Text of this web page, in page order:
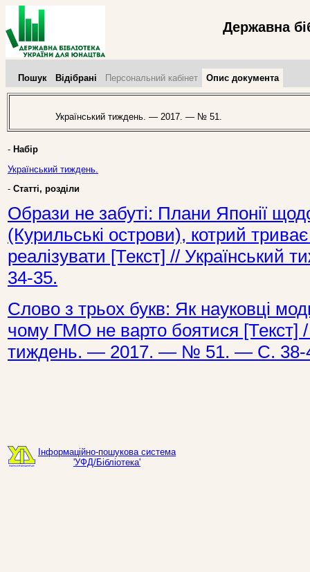
Державна
Пошук Відібрані Персональний кабінет Опис документа
Український тиждень. — 2017. — № 51.
- Набір
Український тиждень.
- Статті, розділи
Образи не забуті: Плани Японії
(Курильські острови), котрий
реалізувати [Текст] //
34-35.
Слово з трьох букв: Як науковці
чому ГМО не варто боятися [Текст]
тиждень. — 2017. — № 51. — С. 38-
Інформаційно-пошукова система
'УФД/Бібліотека'